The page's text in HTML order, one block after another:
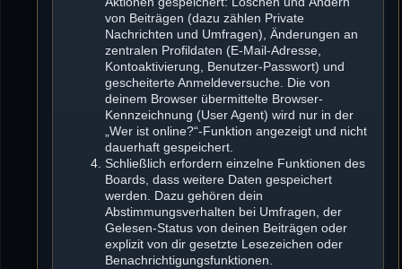
von Beiträgen (dazu zählen Private
Nachrichten und Umfragen), Änderungen an
zentralen Profildaten (E-Mail-Adresse,
Kontoaktivierung, Benutzer-Passwort) und
gescheiterte Anmeldeversuche. Die von
deinem Browser übermittelte Browser-
Kennzeichnung (User Agent) wird nur in der
„Wer ist online?“-Funktion angezeigt und nicht
dauerhaft gespeichert.
Schließlich erfordern einzelne Funktionen des
Boards, dass weitere Daten gespeichert
werden. Dazu gehören dein
Abstimmungsverhalten bei Umfragen, der
Gelesen-Status von deinen Beiträgen oder
explizit von dir gesetzte Lesezeichen oder
Benachrichtigungsfunktionen.